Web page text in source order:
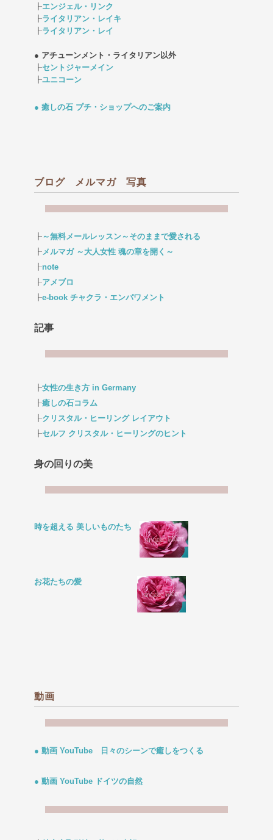
┠エンジェル・リンク
┠ライタリアン・レイキ
┠ライタリアン・レイ
● アチューンメント・ライタリアン以外
┠セントジャーメイン
┠ユニコーン
● 癒しの石 プチ・ショップへのご案内
ブログ メルマガ 写真
┠～無料メールレッスン～そのままで愛される
┠ メルマガ ～大人女性 魂の章を開く～
┠note
┠アメブロ
┠e-book チャクラ・エンパワメント
記事
┠女性の生き方 in Germany
┠癒しの石コラム
┠クリスタル・ヒーリング レイアウト
┠セルフ クリスタル・ヒーリングのヒント
身の回りの美
時を超える 美しいものたち
お花たちの愛
動画
● 動画 YouTube 日々のシーンで癒しをつくる
● 動画 YouTube ドイツの自然